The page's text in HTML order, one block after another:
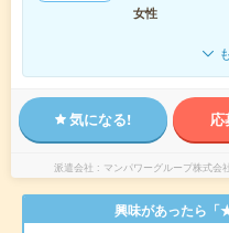
女性
気になる! 応
派遣会社 マンパワーグループ株式
興味があったら「